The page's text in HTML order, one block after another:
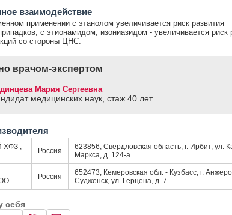
взаимодействие
применении с этанолом увеличивается риск развития
с этионамидом, изониазидом - увеличивается риск
со стороны ЦНС.
врачом-экспертом
Мария Сергеевна
медицинских наук, стаж 40 лет
ХФЗ ,
Россия
623856, Свердловская область, г. Ирбит, ул.
Маркса, д. 124-а
Россия
652473, Кемеровская обл. - Кузбасс, г.
Судженск, ул. Герцена, д. 7
себя